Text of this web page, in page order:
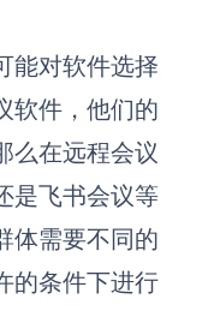
能对软件选择
软件，他们的
么在远程会议
是飞书会议等
体需要不同的
的条件下进行